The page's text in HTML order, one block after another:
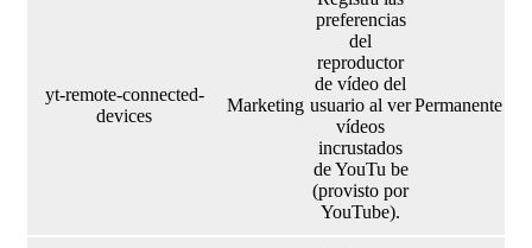
yt-remote-connected-
devices
Marketing
preferencias
del
reproductor
de vídeo del
usuario al ver
vídeos
incrustados
de YouTu be
(provisto por
YouTube).
Permanente